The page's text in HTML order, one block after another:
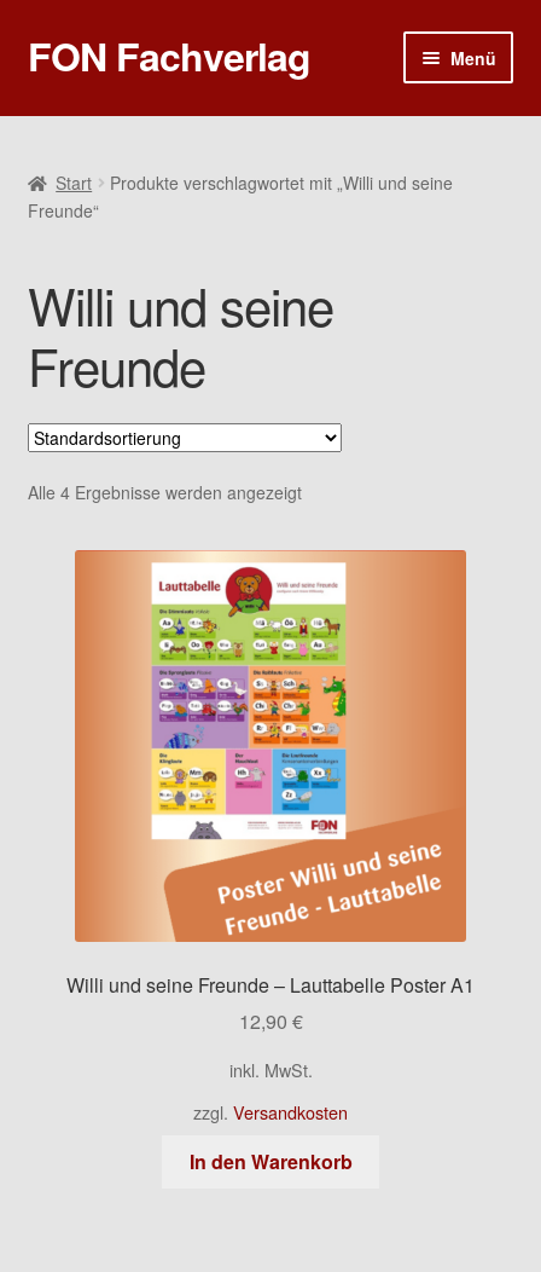
Zur
Navigation
Zum
Inhalt
FON Fachverlag Menü
Home
Sprech- und Sprachtherapie
Ergotherapie
Poster
Gutscheine
Warenkorb
Start
Produkte verschlagwortet mit „Willi und seine
Freunde“
Willi und seine
Freunde
Alle 4 Ergebnisse werden angezeigt
Willi und seine Freunde – Lauttabelle Poster A1
12,90 €
inkl. MwSt.
zzgl. Versandkosten
In den Warenkorb